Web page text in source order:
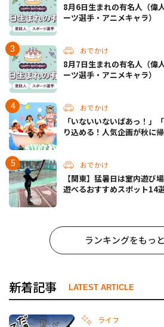
8月6日生まれの有名人（偉
ーツ選手・アニメキャラ）
おでかけ
8月7日生まれの有名人（偉
ーツ選手・アニメキャラ）
おでかけ
「いないいないばあっ！」
り込める！人気企画が秋に
おでかけ
【関東】猛暑日は室内遊び
遊べるおすすめスポット14
ランキングをもっ
新着記事 LATEST ARTICLE
ライフ